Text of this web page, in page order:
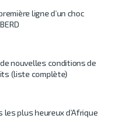
ligne d’un choc
nouvelles conditions de
(liste complète)
les plus heureux d’Afrique